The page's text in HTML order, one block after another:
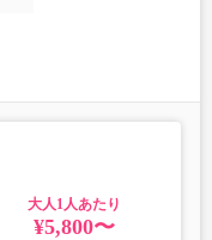
大人
¥5,800〜